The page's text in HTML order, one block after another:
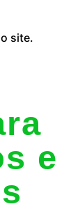
site.
e